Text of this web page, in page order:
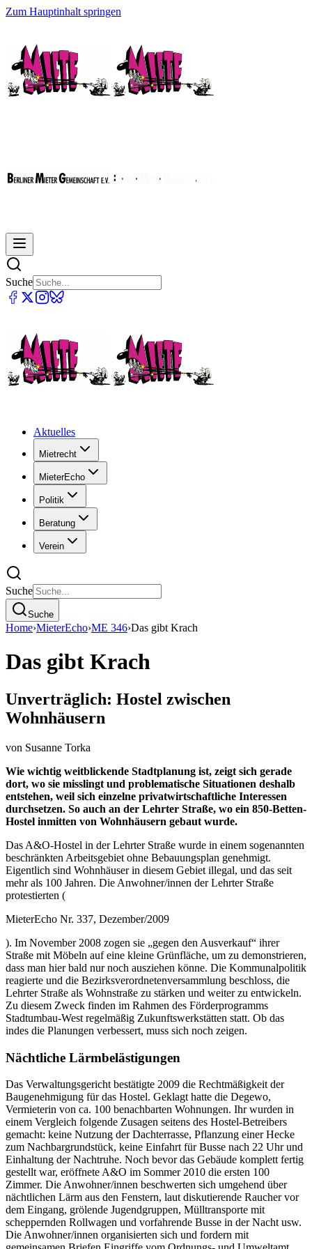
Zum Hauptinhalt springen
Suche
Aktuelles
Mietrecht
MieterEcho
Politik
Beratung
Verein
Suche
Suche
Home›MieterEcho›ME 346›Das gibt Krach
Das gibt Krach
Unverträglich: Hostel zwischen
Wohnhäusern
von Susanne Torka
Wie wichtig weitblickende Stadtplanung ist, zeigt sich gerade
dort, wo sie misslingt und problematische Situationen deshalb
entstehen, weil sich einzelne privatwirtschaftliche Interessen
durchsetzen. So auch an der Lehrter Straße, wo ein 850-Betten-
Hostel inmitten von Wohnhäusern gebaut wurde.
Das A&O-Hostel in der Lehrter Straße wurde in einem sogenannten
beschränkten Arbeitsgebiet ohne Bebauungsplan genehmigt.
Eigentlich sind Wohnhäuser in diesem Gebiet illegal, und das seit
mehr als 100 Jahren. Die Anwohner/innen der Lehrter Straße
protestierten (
MieterEcho Nr. 337, Dezember/2009
). Im November 2008 zogen sie „gegen den Ausverkauf“ ihrer
Straße mit Möbeln auf eine kleine Grünfläche, um zu demonstrieren,
dass man hier bald nur noch ausziehen könne. Die Kommunalpolitik
reagierte und die Bezirksverordnetenversammlung beschloss, die
Lehrter Straße als Wohnstraße zu stärken und weiter zu entwickeln.
Zu diesem Zweck finden im Rahmen des Förderprogramms
Stadtumbau-West regelmäßig Zukunftswerkstätten statt. Ob das
indes die Planungen verbessert, muss sich noch zeigen.
Nächtliche Lärmbelästigungen
Das Verwaltungsgericht bestätigte 2009 die Rechtmäßigkeit der
Baugenehmigung für das Hostel. Geklagt hatte die Degewo,
Vermieterin von ca. 100 benachbarten Wohnungen. Ihr wurden in
einem Vergleich folgende Zusagen seitens des Hostel-Betreibers
gemacht: keine Nutzung der Dachterrasse, Pflanzung einer Hecke
zum Nachbargrundstück, keine Einfahrt für Busse nach 22 Uhr und
Einhaltung der Nachtruhe. Noch bevor das Gebäude komplett fertig
gestellt war, eröffnete A&O im Sommer 2010 die ersten 100
Zimmer. Die Anwohner/innen beschwerten sich umgehend über
nächtlichen Lärm aus den Fenstern, laut diskutierende Raucher vor
dem Eingang, grölende Jugendgruppen, Mülltransporte mit
scheppernden Rollwagen und vorfahrende Busse in der Nacht usw.
Die Anwohner/innen organisierten sich und fordern mit